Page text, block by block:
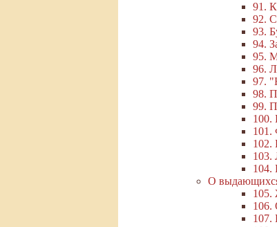
91.
92. С
93.
94.
95.
96.
97.
98.
99.
100.
101.
102.
103.
104.
О выдающихся
105.
106.
107.